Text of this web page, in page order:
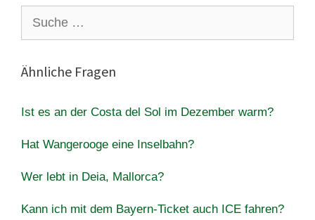
nach:
Ähnliche Fragen
Ist es an der Costa del Sol im Dezember warm?
Hat Wangerooge eine Inselbahn?
Wer lebt in Deia, Mallorca?
Kann ich mit dem Bayern-Ticket auch ICE fahren?